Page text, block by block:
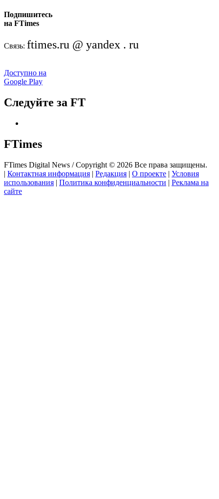
Подпишитесь
на FTimes
Связь: ftimes.ru @ yandex . ru
Доступно на
Google Play
Следуйте за FT
FTimes
FTimes Digital News / Copyright © 2026 Все права защищены.
| Контактная информация | Редакция | О проекте | Условия
использования | Политика конфиденциальности | Реклама на
сайте